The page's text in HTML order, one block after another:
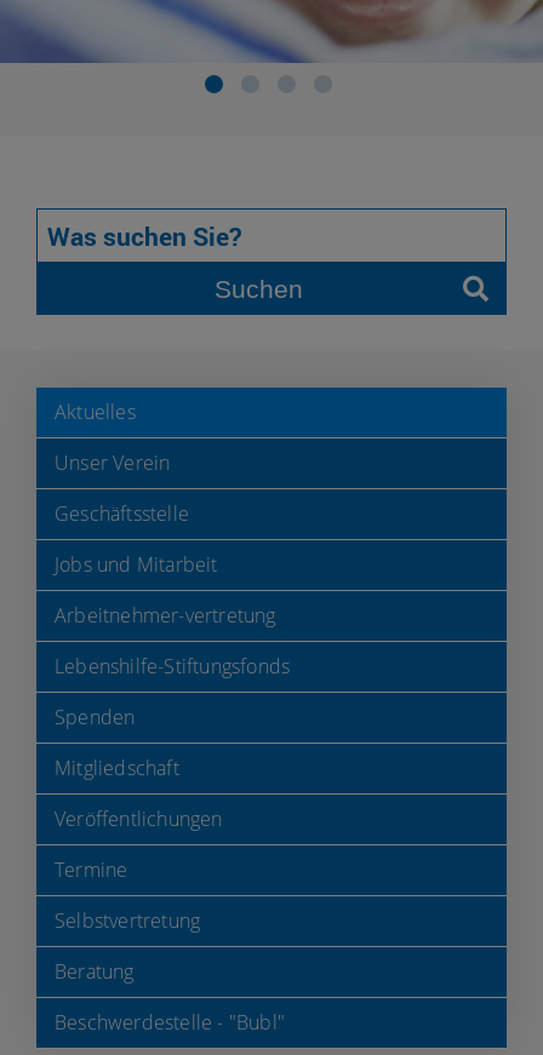
Suchen
Aktuelles
Unser Verein
Geschäftsstelle
Jobs und Mitarbeit
Arbeitnehmer-vertretung
Lebenshilfe-Stiftungsfonds
Spenden
Mitgliedschaft
Veröffentlichungen
Termine
Selbstvertretung
Beratung
Beschwerdestelle - "Bubl"